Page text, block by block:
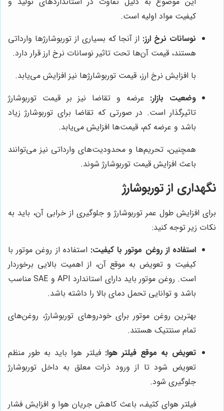
کیفیت مواد اولیه است.
نوسانات نرخ ارز: از آنجا که بسیاری از توربوشارژها وارداتی
هستند، قیمت آن‌ها تحت تاثیر نوسانات نرخ ارز قرار دارد.
با افزایش نرخ ارز، قیمت توربوشارژها نیز افزایش می‌یابد.
وضعیت بازار: عرضه و تقاضا نیز بر قیمت توربوشارژ
تاثیرگذار است. در صورتی که تقاضا برای توربوشارژ زیاد
باشد و عرضه کم، قیمت‌ها افزایش می‌یابد.
همچنین، تحریم‌ها و محدودیت‌های وارداتی نیز می‌توانند
باعث افزایش قیمت توربوشارژ شوند.
نگهداری از توربوشارژ
برای افزایش طول عمر توربوشارژ و جلوگیری از خرابی آن، باید به
نکات زیر توجه کنید:
استفاده از روغن موتور با کیفیت: استفاده از روغن موتور با
کیفیت و تعویض به موقع آن، از اهمیت بالایی برخوردار
است. روغن موتور باید دارای استاندارد API و SAE مناسب
باشد و توانایی تحمل دمای بالا را داشته باشد.
بهترین روغن موتور برای خودروهای توربوشارژ، روغن‌های
تمام سنتتیک هستند.
تعویض به موقع فیلتر هوا: فیلتر هوا باید به طور منظم
تعویض شود تا از ورود ذرات معلق به داخل توربوشارژ
جلوگیری شود.
فیلتر هوای کثیف، باعث کاهش جریان هوا و افزایش فشار